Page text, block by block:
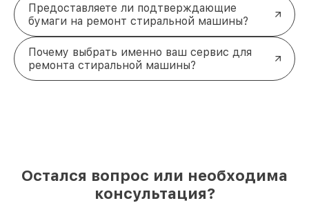
Используем оригинальныезапчасти для
техники Hisense .
Выполняем работысрочно, в день обращения.
Гарантируем качество каждого ремонта на
срок до 12 месяцев.
Заключение
Звоните: +7 (861) 299-37-61, адрес: Северная
улица, 496/2.
Предоставляете ли подтверждающие
бумаги на ремонт стиральной машины?
Почему выбрать именно ваш сервис для
ремонта стиральной машины?
Остался вопрос или необходима
консультация?